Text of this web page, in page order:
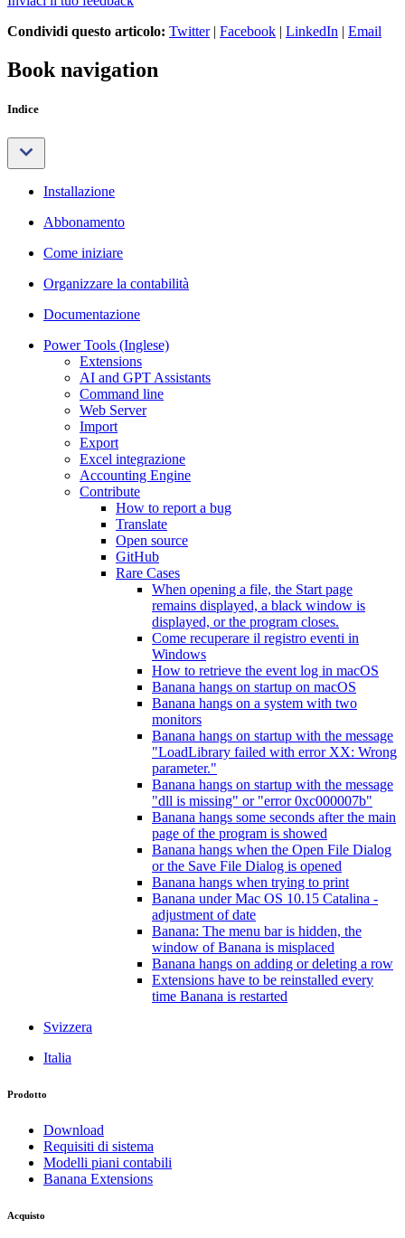
Condividi questo articolo: Twitter| Facebook | LinkedIn | Email
Book navigation
Indice
Installazione
Abbonamento
Come iniziare
Organizzare la contabilità
Documentazione
Power Tools (Inglese)
Extensions
AI and GPT Assistants
Command line
Web Server
Import
Export
Excel integrazione
Accounting Engine
Contribute
How to report a bug
Translate
Open source
GitHub
Rare Cases
When opening a file, the Start page
remains displayed, a black window is
displayed, or the program closes.
Come recuperare il registro eventi in
Windows
How to retrieve the event log in macOS
Banana hangs on startup on macOS
Banana hangs on a system with two
monitors
Banana hangs on startup with the message
"LoadLibrary failed with error XX: Wrong
parameter."
Banana hangs on startup with the message
"dll is missing" or "error 0xc000007b"
Banana hangs some seconds after the main
page of the program is showed
Banana hangs when the Open File Dialog
or the Save File Dialog is opened
Banana hangs when trying to print
Banana under Mac OS 10.15 Catalina -
adjustment of date
Banana: The menu bar is hidden, the
window of Banana is misplaced
Banana hangs on adding or deleting a row
Extensions have to be reinstalled every
time Banana is restarted
Svizzera
Italia
Prodotto
Download
Requisiti di sistema
Modelli piani contabili
Banana Extensions
Acquisto